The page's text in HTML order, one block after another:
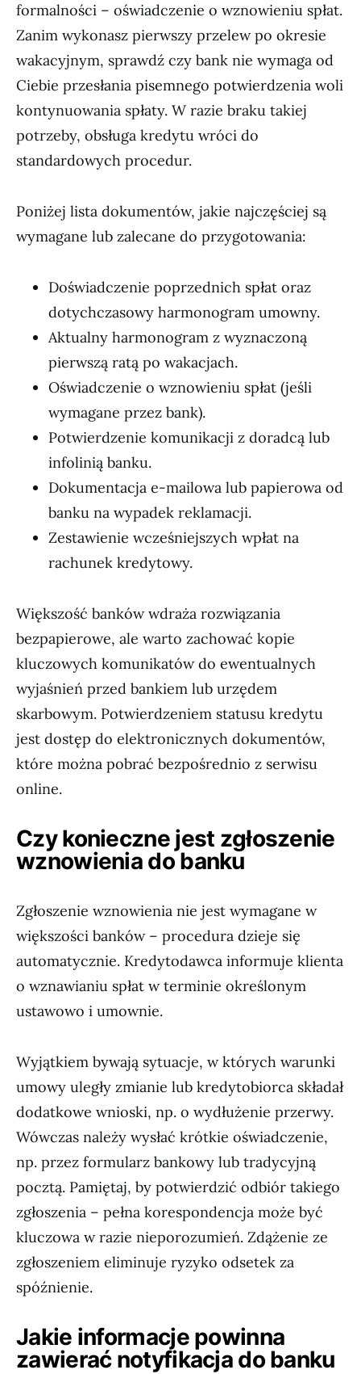
formalności – oświadczenie o wznowieniu spłat.
Zanim wykonasz pierwszy przelew po okresie
wakacyjnym, sprawdź czy bank nie wymaga od
Ciebie przesłania pisemnego potwierdzenia woli
kontynuowania spłaty. W razie braku takiej
potrzeby, obsługa kredytu wróci do
standardowych procedur.
Poniżej lista dokumentów, jakie najczęściej są
wymagane lub zalecane do przygotowania:
Doświadczenie poprzednich spłat oraz
dotychczasowy harmonogram umowny.
Aktualny harmonogram z wyznaczoną
pierwszą ratą po wakacjach.
Oświadczenie o wznowieniu spłat (jeśli
wymagane przez bank).
Potwierdzenie komunikacji z doradcą lub
infolinią banku.
Dokumentacja e-mailowa lub papierowa od
banku na wypadek reklamacji.
Zestawienie wcześniejszych wpłat na
rachunek kredytowy.
Większość banków wdraża rozwiązania
bezpapierowe, ale warto zachować kopie
kluczowych komunikatów do ewentualnych
wyjaśnień przed bankiem lub urzędem
skarbowym. Potwierdzeniem statusu kredytu
jest dostęp do elektronicznych dokumentów,
które można pobrać bezpośrednio z serwisu
online.
Czy konieczne jest zgłoszenie
wznowienia do banku
Zgłoszenie wznowienia nie jest wymagane w
większości banków – procedura dzieje się
automatycznie. Kredytodawca informuje klienta
o wznawianiu spłat w terminie określonym
ustawowo i umownie.
Wyjątkiem bywają sytuacje, w których warunki
umowy uległy zmianie lub kredytobiorca składał
dodatkowe wnioski, np. o wydłużenie przerwy.
Wówczas należy wysłać krótkie oświadczenie,
np. przez formularz bankowy lub tradycyjną
pocztą. Pamiętaj, by potwierdzić odbiór takiego
zgłoszenia – pełna korespondencja może być
kluczowa w razie nieporozumień. Zdążenie ze
zgłoszeniem eliminuje ryzyko odsetek za
spóźnienie.
Jakie informacje powinna
zawierać notyfikacja do banku